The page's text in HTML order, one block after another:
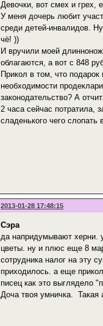
Девочки, вот смех и грех,
У меня дочерь любит
среди детей-инвалидов.
чё! ))
И вручили моей
облагаются, а вот с 848
Прикол в том, что
необходимости
законодательство? А
2 часа сейчас потратила,
сладенького чего слопать
2013-01-28 17:48:15
Сэра
да напридумывают херни.
цветы. ну и плюс еще 8
сотрудника налог на эту
приходилось. а еще
писец как это выглядело
Доча твоя умничка. Такая